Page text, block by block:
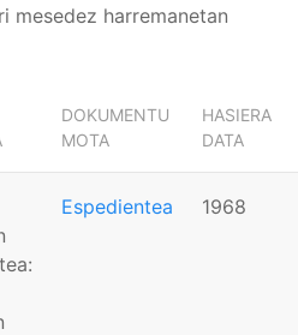
mesedez harremanetan
DOKUMENTU
MOTA
HASIERA
DATA
Espedientea 1968